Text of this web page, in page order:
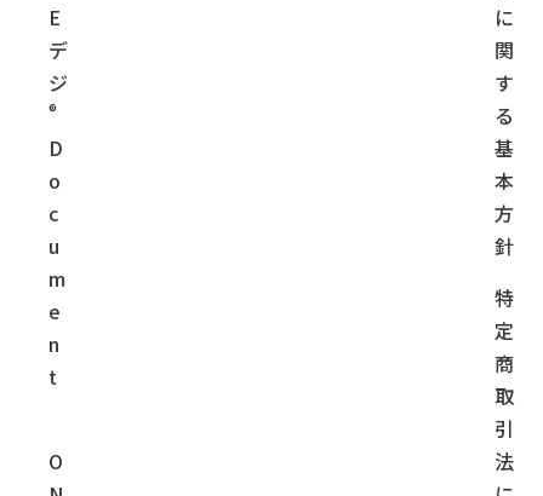
E
デ
ジ
®
D
o
c
u
m
e
n
t
O
に
関
す
る
基
本
方
針
特
定
商
取
引
法